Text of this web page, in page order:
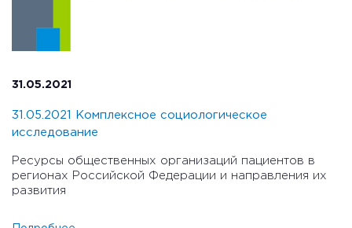
31.05.2021
31.05.2021 Комплексное социологическое
исследование
Ресурсы общественных организаций пациентов в
регионах Российской Федерации и направления их
развития